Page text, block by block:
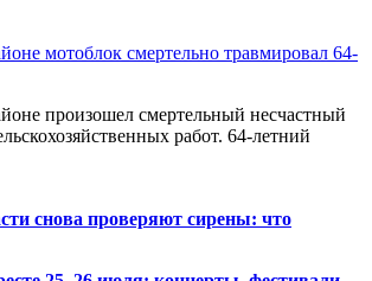
мотоблок смертельно травмировал 64-
произошел смертельный несчастный
работ. 64-летний
снова проверяют сирены: что